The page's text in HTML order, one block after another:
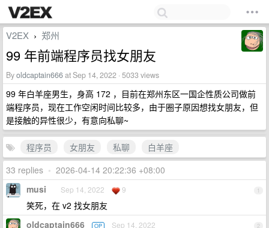
V2EX › 郑州
99 年前端程序员找女朋友
Byoldcaptain666at Sep 14, 2022 · 5033 views
99 年白羊座男生，身高 172 ，目前在郑州东区一国企性质公司做前
端程序员，现在工作空闲时间比较多，由于圈子原因想找女朋友，但
是接触的异性很少，有意向私聊~
程序员 女朋友 私聊
白羊座
33 replies • 2026-04-14 20:22:36 +08:00
1
musi Sep 14, 2022 9
笑死，在 v2 找女朋友
2
oldcaptain666 OP Sep 14, 2022